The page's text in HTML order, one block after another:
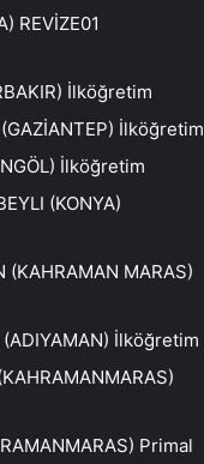
REVİZE01
İlköğretim
İlköğretim
İlköğretim
(KONYA)
MARAS)
İlköğretim
Primal